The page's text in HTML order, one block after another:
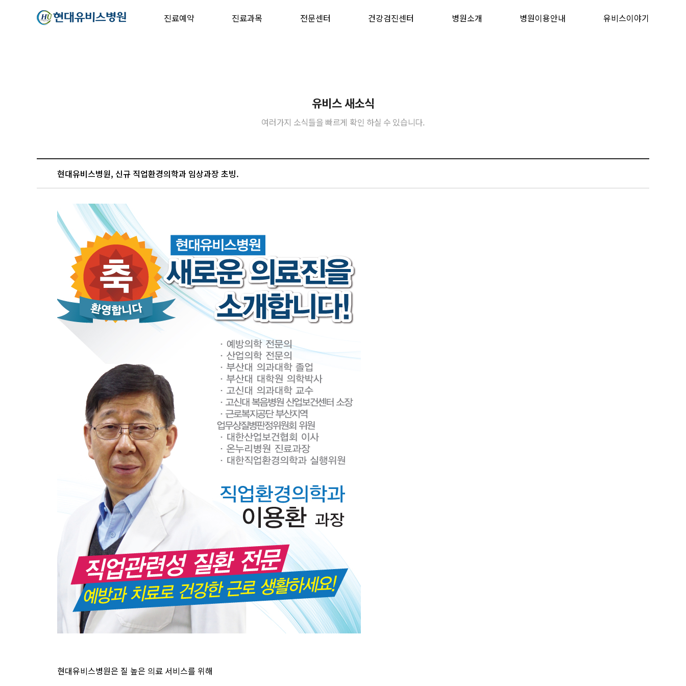
진료예약 진료과목 전문센터 건강검진센터 병원소개 병원이용안내 유비스이야기
유비스 새소식
여러가지 소식들을 빠르게 확인 하실 수 있습니다.
현대유비스병원, 신규 직업환경의학과 임상과장 초빙.
현대유비스병원은 질 높은 의료 서비스를 위해